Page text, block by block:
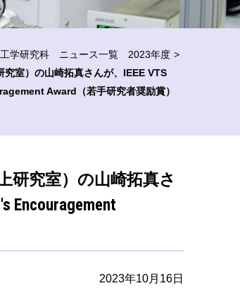
学研究科 ニュース一覧 2023年度
究室）の山崎拓真さんが、IEEE VTS
Award（若手研究者奨励賞）
研究室）の山崎拓真さ
Encouragement
2023年10月16日